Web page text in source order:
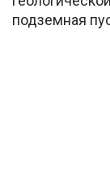
подземная